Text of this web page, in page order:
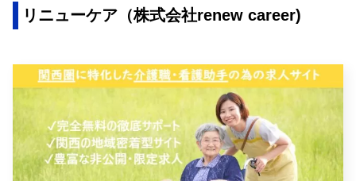
リニューケア（株式会社renew career)